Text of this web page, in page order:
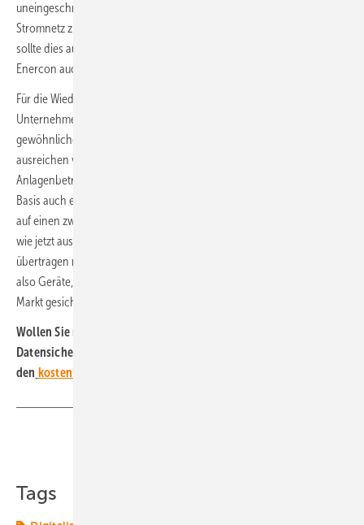
uneingeschränkt Zugriff auf die Anlagen, um deren Verhalten im
Stromnetz zu steuern – bspw. um die Einspeiseleistung zu drosseln,
sollte dies aus Gründen der Netzstabilität notwendig sein“, erklärte
Enercon auch am Freitag.
Für die Wiederherstellung der Verbindung bot das Auricher
Unternehmen den Kunden nun eine Verbindung über die
gewöhnliche LTE-Mobilfunkübertragung an, wo diese inzwischen
ausreichen vorhanden ist. Außerdem wirbt Enercon nun bei den
Anlagenbetreibern dafür, mit einem Nachrüstpaket ebenfalls auf LTE-
Basis auch eine Backup-Lösung zu schaffen: Eine Auswegmöglichkeit
auf einen zweiten Datenübertragungsweg, falls die Haupttechnologie
wie jetzt aus irgendeinem Grund ausfällt. Wer weiter über Satellit
übertragen muss, erhält ein neues Modem. Entsprechende Hardware,
also Geräte, hatte Enercon sich frühzeitig nach dem Vorfall auf dem
Markt gesichert.
Wollen Sie neue Erkenntnisse zur Windenergietechnik und
Datensicherheit im Blick behalten? Dann abonnieren Sie einfach
den kostenlosen Newsletter von ERNEUERBARE ENERGIEN
Tags